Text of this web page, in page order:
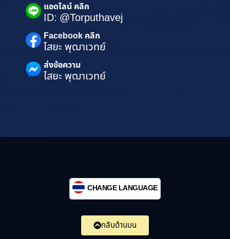
แอดไลน์ คลิก
ID: @Torputhavej
Facebook คลิก
ไสยะ พุฒาเวทย์
ส่งข้อความ
ไสยะ พุฒาเวทย์
CHANGE LANGUAGE
กลับด้านบน